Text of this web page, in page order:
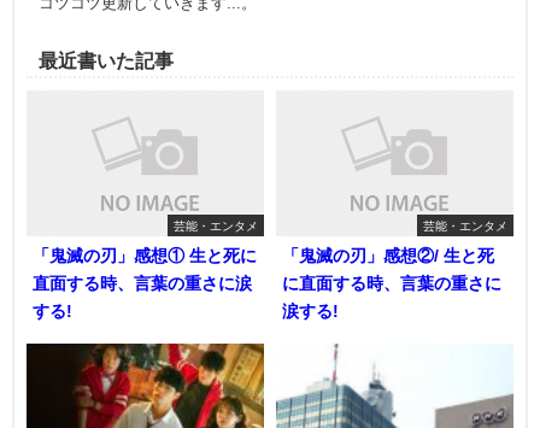
最近書いた記事
芸能・エンタメ
「鬼滅の刃」感想① 生と死に
直面する時、言葉の重さに涙
する!
芸能・エンタメ
「鬼滅の刃」感想②/ 生と死
に直面する時、言葉の重さに
涙する!